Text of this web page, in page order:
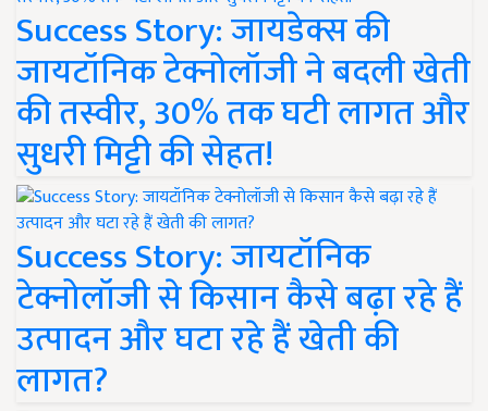
Success Story: जायडेक्स की
जायटॉनिक टेक्नोलॉजी ने बदली खेती
की तस्वीर, 30% तक घटी लागत और
सुधरी मिट्टी की सेहत!
Success Story: जायटॉनिक
टेक्नोलॉजी से किसान कैसे बढ़ा रहे हैं
उत्पादन और घटा रहे हैं खेती की
लागत?